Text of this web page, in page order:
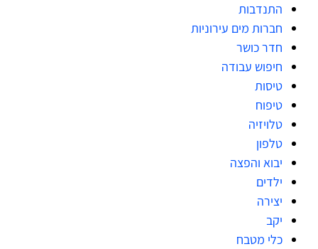
התנדבות
חברות מים עירוניות
חדר כושר
חיפוש עבודה
טיסות
טיפוח
טלויזיה
טלפון
יבוא והפצה
ילדים
יצירה
יקב
כלי מטבח